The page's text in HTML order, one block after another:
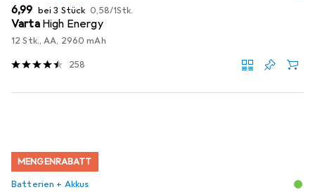
EUR
6,99 bei 3 Stück EUR
0,58/1Stk.
Varta High Energy
12 Stk., AA, 2960 mAh
258
MENGENRABATT
Batterien + Akkus